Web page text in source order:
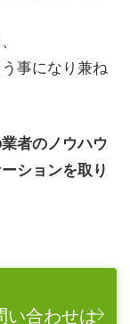
事になり兼ね
者のノウハウ
ションを取り
い合わせは